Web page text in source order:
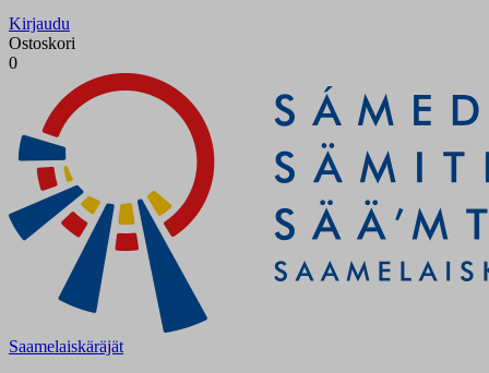
Kirjaudu
Ostoskori
0
Saamelaiskäräjät